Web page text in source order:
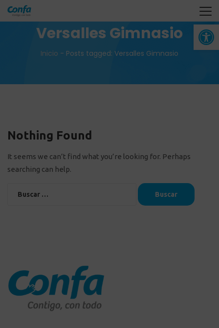
Abrir
Versalles Gimnasio
Inicio - Posts tagged: Versalles Gimnasio
Nothing Found
It seems we can’t find what you’re looking for. Perhaps
searching can help.